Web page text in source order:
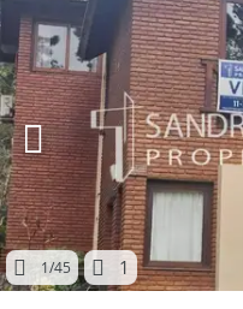
1/45 1